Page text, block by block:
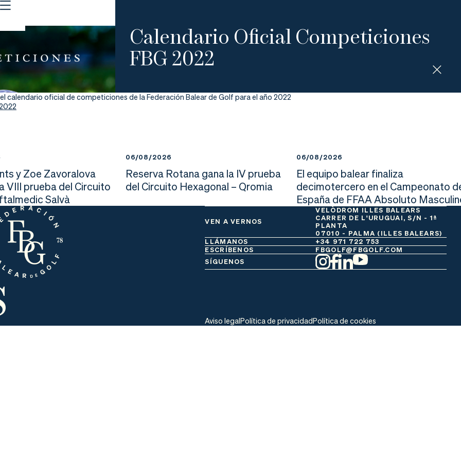
Calendario Oficial Competiciones
FBG 2022
calendario oficial de competiciones de la Federación Balear de Golf para el año 2022
y Zoe Zavoralova
VIII prueba del Circuito
Salvà
06/08/2026
Reserva Rotana gana la IV prueba
del Circuito Hexagonal – Qromia
06/08/2026
El equipo balear finaliza
decimotercero en el Campeonato
España de FFAA Absoluto
VEN A VERNOS
VELÒDROM ILLES BALEARS
CARRER DE L'URUGUAI, S/N - 1ª
PLANTA
07010 - PALMA (ILLES BALEARS)
LLÁMANOS
+34 971 722 753
ESCRÍBENOS
FBGOLF@FBGOLF.COM
SÍGUENOS
Aviso legalPolítica de privacidadPolítica de cookies